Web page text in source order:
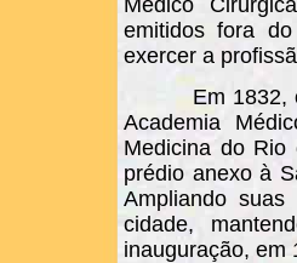
emitidos fora
exercer a
Em 1832,
Academia
Medicina do Rio
prédio anexo à
Ampliando
cidade,
inauguração, em